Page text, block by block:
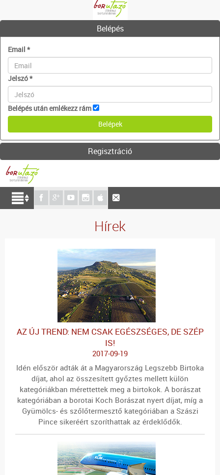
Belépés
Email *
Jelszó*
Belépés után emlékezz rám
Regisztráció
Hírek
AZ ÚJ TREND: NEM CSAK EGÉSZSÉGES, DE SZÉP
IS!
2017-09-19
Idén először adták át a Magyarország Legszebb Birtoka
díjat, ahol az összesített győztes mellett külön
kategóriákban mérettettek meg a birtokok. A borászat
kategóriában a borotai Koch Borászat nyert díjat, míg a
Gyümölcs- és szőlőtermesztő kategóriában a Szászi
Pince sikeréért szoríthattak az érdeklődők.